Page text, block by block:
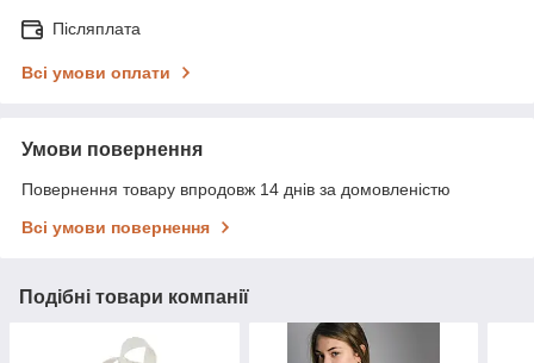
Післяплата
Всі умови оплати
Умови повернення
Повернення товару впродовж 14 днів за домовленістю
Всі умови повернення
Подібні товари компанії